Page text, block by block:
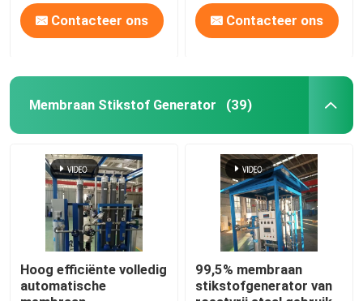
Contacteer ons Contacteer ons
Membraan Stikstof Generator (39)
Hoog efficiënte volledig
automatische
99,5% membraan
stikstofgenerator van